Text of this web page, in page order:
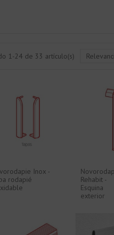
1-24 de 33 artículo(s)
Inox -
rodapié
Rehabit -
Esquina
exterior